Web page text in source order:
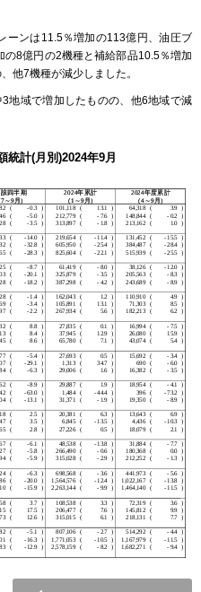
ーンは11.5％増加の113億円、油圧ブ
の8億円の2機種と補給部品10.5％増加
他7機種が減少しました。
地域で増加したものの、他6地域で減
統計(月別)2024年9月